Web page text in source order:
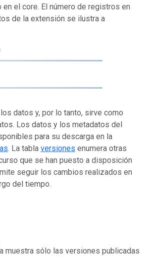
el core. El número de registros en
de la extensión se ilustra a
datos y, por lo tanto, sirve como
Los datos y los metadatos del
para su descarga en la
. La tabla versiones enumera otras
que se han puesto a disposición
seguir los cambios realizados en
del tiempo.
muestra sólo las versiones publicadas